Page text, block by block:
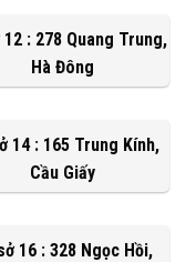
12 : 278 Quang Trung,
Hà Đông
14 : 165 Trung Kính,
Cầu Giấy
16 : 328 Ngọc Hồi,